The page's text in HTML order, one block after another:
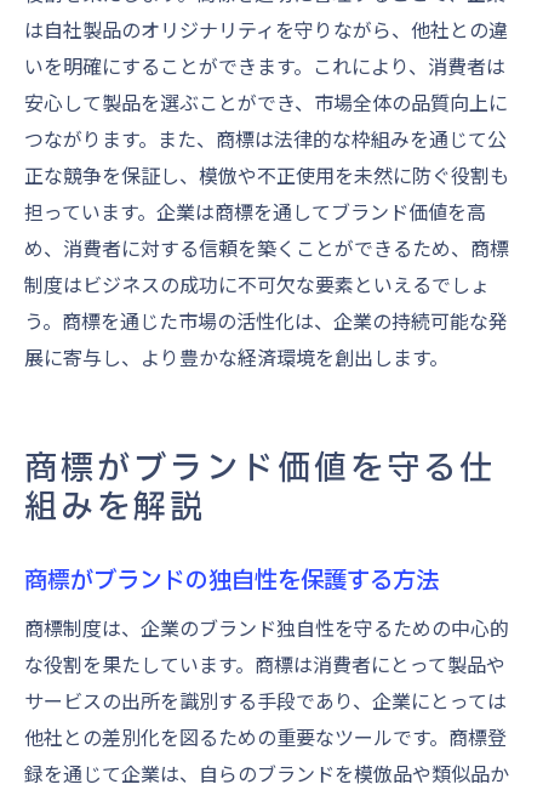
は自社製品のオリジナリティを守りながら、他社との違
いを明確にすることができます。これにより、消費者は
安心して製品を選ぶことができ、市場全体の品質向上に
つながります。また、商標は法律的な枠組みを通じて公
正な競争を保証し、模倣や不正使用を未然に防ぐ役割も
担っています。企業は商標を通してブランド価値を高
め、消費者に対する信頼を築くことができるため、商標
制度はビジネスの成功に不可欠な要素といえるでしょ
う。商標を通じた市場の活性化は、企業の持続可能な発
展に寄与し、より豊かな経済環境を創出します。
商標がブランド価値を守る仕
組みを解説
商標がブランドの独自性を保護する方法
商標制度は、企業のブランド独自性を守るための中心的
な役割を果たしています。商標は消費者にとって製品や
サービスの出所を識別する手段であり、企業にとっては
他社との差別化を図るための重要なツールです。商標登
録を通じて企業は、自らのブランドを模倣品や類似品か